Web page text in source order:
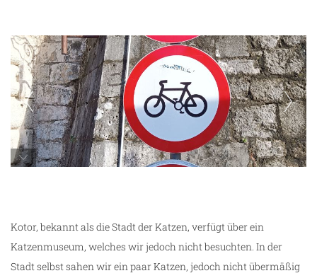
Kotor, bekannt als die Stadt der Katzen, verfügt über ein
Katzenmuseum, welches wir jedoch nicht besuchten. In der
Stadt selbst sahen wir ein paar Katzen, jedoch nicht übermäßig